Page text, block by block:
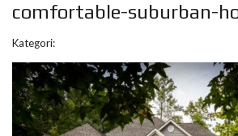
comfortable-suburban-
Kategori: